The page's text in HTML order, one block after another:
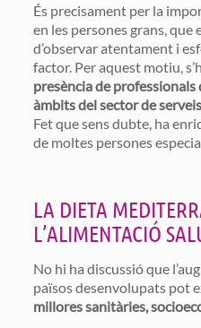
És precisament per la
en les persones grans,
d’observar atentament i
factor. Per aquest motiu,
presència de
àmbits del sector de
Fet que sens dubte, ha
de moltes persones
LA DIETA
L’ALIMENTACIÓ
No hi ha discussió que
països desenvolupats pot
millores sanitàries,